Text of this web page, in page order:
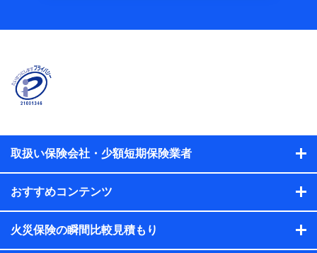
株式会社NTTドコモ
当社又は株式会社NTTドコモが提供する保険関連サービスに
おけるユーザ登録受付および管理のため
当社又は株式会社NTTドコモと取引のあるもしくは委託を受
れらに付帯、関連する当社、株式会社NTTドコモおよび提携
会社のサービスを案内、提供するため
析して、お客さまの趣味・嗜好・傾向に応じたサービス・商
各種セミナーの開催のため
コンサルティングサービスの実施のため
取扱い保険会社・少額短期保険業者
おすすめコンテンツ
火災保険の瞬間比較見積もり